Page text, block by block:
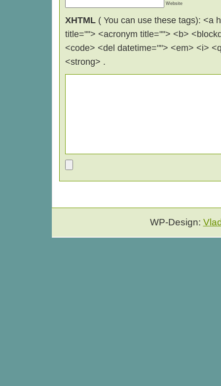
Website
XHTML ( You can use these tags): <a
title=""> <acronym title=""> <b>
<code> <del datetime=""> <em> <i>
<strong> .
WP-Design: